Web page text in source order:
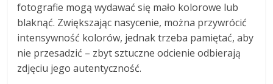
fotografie mogą wydawać się mało kolorowe lub
blaknąć. Zwiększając nasycenie, można przywrócić
intensywność kolorów, jednak trzeba pamiętać, aby
nie przesadzić – zbyt sztuczne odcienie odbierają
zdjęciu jego autentyczność.